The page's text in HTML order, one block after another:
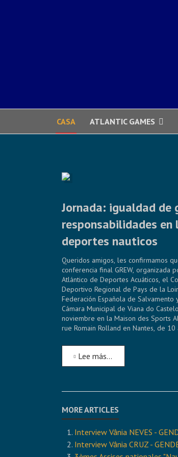
CASA ATLANTIC GAMES
Jornada: igualdad de
responsabilidades en
deportes nauticos
Queridos amigos, les confirmamos
conferencia final GREW, organizada
Atlántico de Deportes Acuáticos, el
Deportivo Regional de Pays de la
Federación Española de Salvamento
Cámara Municipal de Viana do
noviembre en la Maison des Sports
rue Romain Rolland en Nantes, de 10
Lee más…
Interview Vânia NEVES -
Interview Vânia CRUZ -